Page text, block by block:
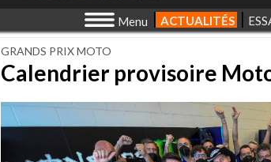
Menu ACTUALITÉS
GRANDS PRIX MOTO
Calendrier provisoire